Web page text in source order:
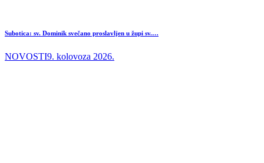
Subotica: sv. Dominik svečano proslavljen u župi sv.…
NOVOSTI9. kolovoza 2026.